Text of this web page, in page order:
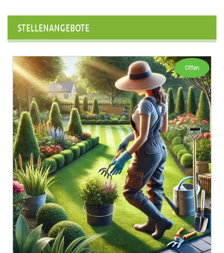
STELLENANGEBOTE
Offen